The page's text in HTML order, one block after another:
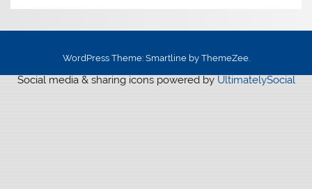
WordPress Theme: Smartline by ThemeZee.
Social media & sharing icons powered by UltimatelySocial